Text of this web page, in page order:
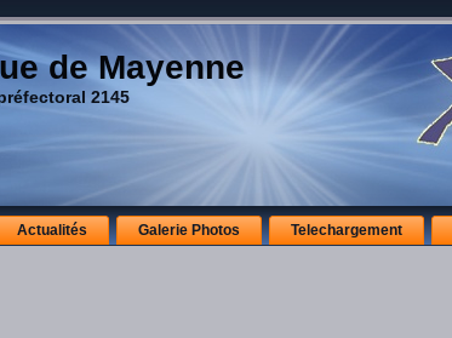
de Mayenne
2145
Actualités Galerie Photos Telechargement